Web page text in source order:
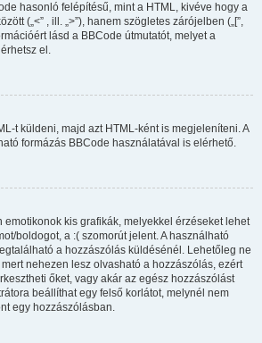
hasonló felépítésű, mint a HTML, kivéve hogy a
(„<” , ill. „>”), hanem szögletes zárójelben („[”,
lásd a BBCode útmutatót, melyet a
el.
t küldeni, majd azt HTML-ként is megjeleníteni. A
formázás BBCode használatával is elérhető.
emotikonok kis grafikák, melyekkel érzéseket lehet
boldogot, a :( szomorút jelent. A használható
a hozzászólás küldésénél. Lehetőleg ne
nehezen lesz olvasható a hozzászólás, ezért
őket, vagy akár az egész hozzászólást
beállíthat egy felső korlátot, melynél nem
egy hozzászólásban.